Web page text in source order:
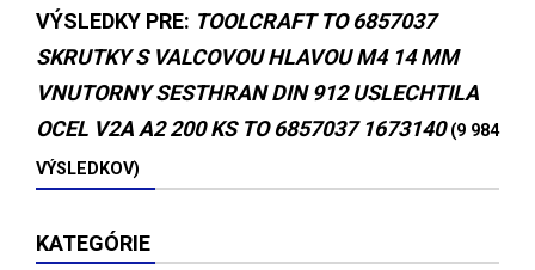
VÝSLEDKY PRE: TOOLCRAFT TO 6857037
SKRUTKY S VALCOVOU HLAVOU M4 14 MM
VNUTORNY SESTHRAN DIN 912 USLECHTILA
OCEL V2A A2 200 KS TO 6857037 1673140 (9 984
VÝSLEDKOV)
KATEGÓRIE